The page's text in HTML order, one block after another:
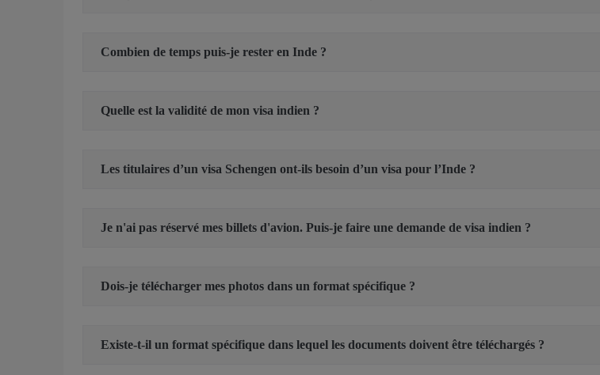
Combien de temps puis-je rester en Inde ?
Quelle est la validité de mon visa indien ?
Les titulaires d’un visa Schengen ont-ils besoin d’un visa pour l’Inde ?
Je n'ai pas réservé mes billets d'avion. Puis-je faire une demande de visa indien ?
Dois-je télécharger mes photos dans un format spécifique ?
Existe-t-il un format spécifique dans lequel les documents doivent être téléchargés ?